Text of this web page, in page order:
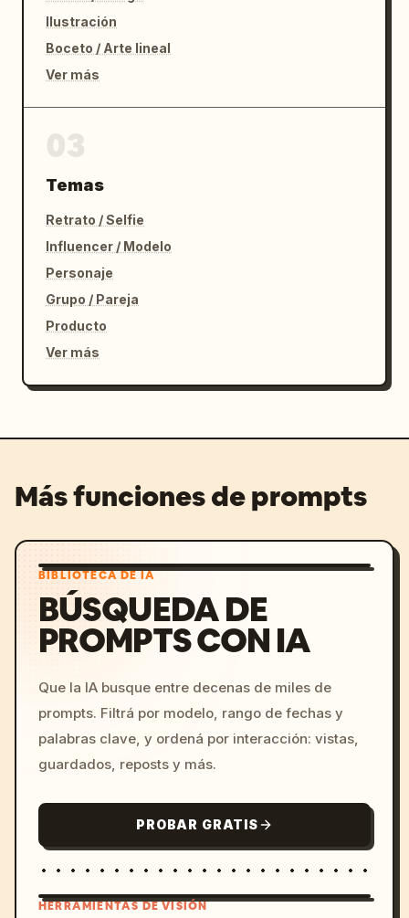
Ilustración
Boceto / Arte lineal
Ver más
Temas
Retrato / Selfie
Influencer / Modelo
Personaje
Grupo / Pareja
Producto
Ver más
Más funciones de prompts
BIBLIOTECA DE IA
BÚSQUEDA DE
PROMPTS CON IA
Que la IA busque entre decenas de miles de
prompts. Filtrá por modelo, rango de fechas y
palabras clave, y ordená por interacción: vistas,
guardados, reposts y más.
PROBAR GRATIS
HERRAMIENTAS DE VISIÓN